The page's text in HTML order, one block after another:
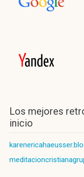
Los mejores
inicio